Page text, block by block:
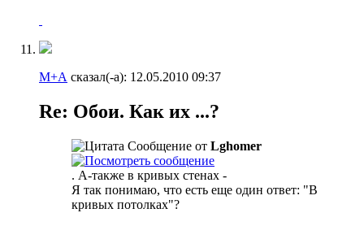
М+А сказал(-а): 12.05.2010 09:37
Re: Обои. Как их ...?
Сообщение от Lghomer
. А-также в кривых стенах -
Я так понимаю, что есть еще один ответ: "В
кривых потолках"?